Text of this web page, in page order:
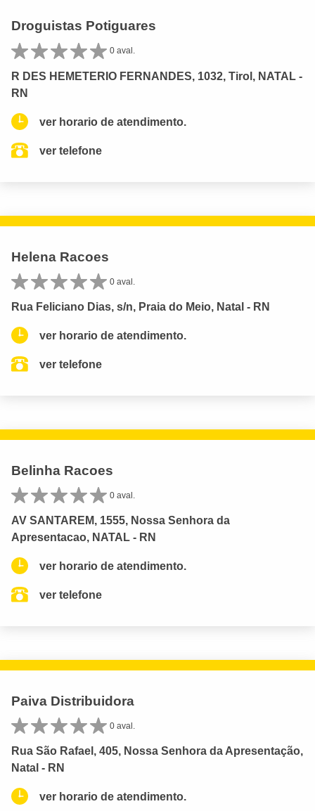
Droguistas Potiguares
0 aval.
R DES HEMETERIO FERNANDES, 1032, Tirol, NATAL -
RN
ver horario de atendimento.
ver telefone
Helena Racoes
0 aval.
Rua Feliciano Dias, s/n, Praia do Meio, Natal - RN
ver horario de atendimento.
ver telefone
Belinha Racoes
0 aval.
AV SANTAREM, 1555, Nossa Senhora da
Apresentacao, NATAL - RN
ver horario de atendimento.
ver telefone
Paiva Distribuidora
0 aval.
Rua São Rafael, 405, Nossa Senhora da Apresentação,
Natal - RN
ver horario de atendimento.